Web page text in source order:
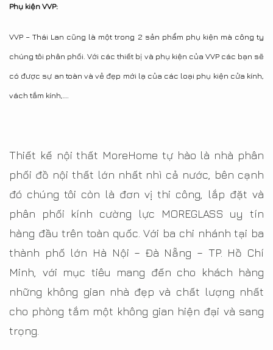
Phụ kiện VVP:
VVP – Thái Lan cũng là một trong 2 sản phẩm phụ kiện mà công ty
chúng tôi phân phối. Với các thiết bị và phụ kiện của VVP các bạn sẽ
có được sự an toàn và vẻ đẹp mới lạ của các loại phụ kiện cửa kính,
vách tắm kính,….
Thiết kế nội thất MoreHome tự hào là nhà phân
phối đồ nội thất lớn nhất nhì cả nước, bên cạnh
đó chúng tôi còn là đơn vị thi công, lắp đặt và
phân phối kính cường lực MOREGLASS uy tín
hàng đầu trên toàn quốc. Với ba chi nhánh tại ba
thành phố lớn Hà Nội – Đà Nẵng – TP. Hồ Chí
Minh, với mục tiêu mang đến cho khách hàng
những không gian nhà đẹp và chất lượng nhất
cho phòng tắm một không gian hiện đại và sang
trọng.